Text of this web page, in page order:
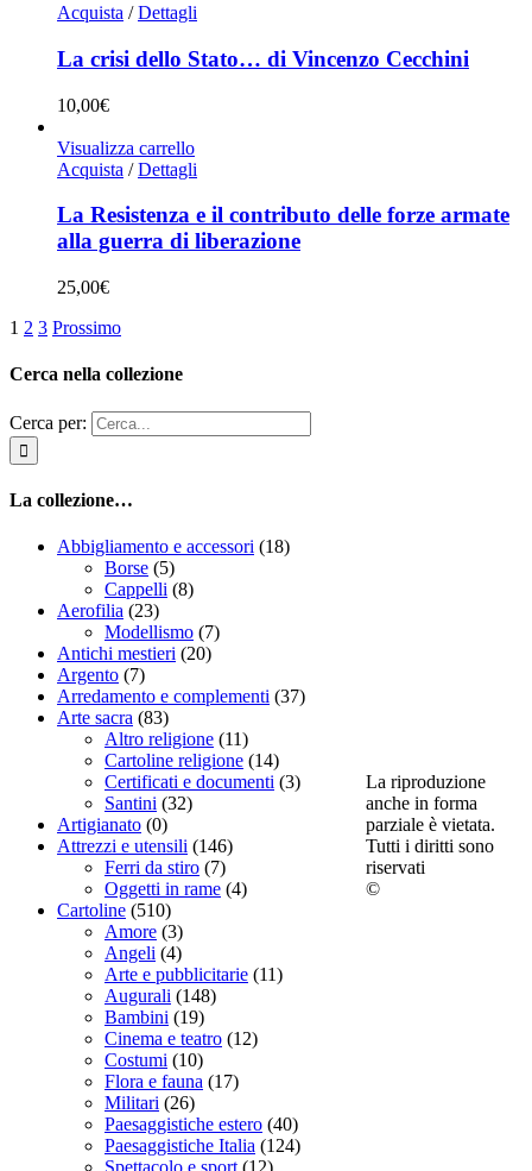
Acquista / Dettagli
La crisi dello Stato… di Vincenzo Cecchini
10,00€
Visualizza carrello
Acquista / Dettagli
La Resistenza e il contributo delle forze armate
alla guerra di liberazione
25,00€
1 2 3 Prossimo
Cerca nella collezione
Cerca per:
La collezione…
Abbigliamento e accessori (18)
Borse (5)
Cappelli (8)
Aerofilia (23)
Modellismo (7)
Antichi mestieri (20)
Argento (7)
Arredamento e complementi (37)
Arte sacra (83)
Altro religione (11)
Cartoline religione (14)
Certificati e documenti (3)
Santini (32)
Artigianato (0)
Attrezzi e utensili (146)
Ferri da stiro (7)
Oggetti in rame (4)
Cartoline (510)
Amore (3)
Angeli (4)
Arte e pubblicitarie (11)
Augurali (148)
Bambini (19)
Cinema e teatro (12)
Costumi (10)
Flora e fauna (17)
Militari (26)
Paesaggistiche estero (40)
Paesaggistiche Italia (124)
La riproduzione
anche in forma
parziale è vietata.
Tutti i diritti sono
riservati
©